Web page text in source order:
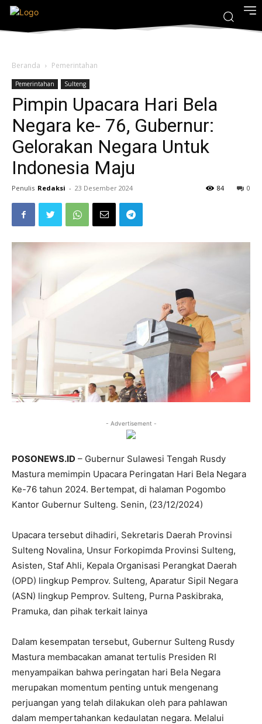
Beranda Pemerintahan
Pemerintahan Sulteng
Pimpin Upacara Hari Bela
Negara ke- 76, Gubernur:
Gelorakan Negara Untuk
Indonesia Maju
Penulis Redaksi - 23 Desember 2024 0
84
- Advertisement -
POSONEWS.ID – Gubernur Sulawesi Tengah Rusdy
Mastura memimpin Upacara Peringatan Hari Bela Negara
Ke-76 tahun 2024. Bertempat, di halaman Pogombo
Kantor Gubernur Sulteng. Senin, (23/12/2024)
Upacara tersebut dihadiri, Sekretaris Daerah Provinsi
Sulteng Novalina, Unsur Forkopimda Provinsi Sulteng,
Asisten, Staf Ahli, Kepala Organisasi Perangkat Daerah
(OPD) lingkup Pemprov. Sulteng, Aparatur Sipil Negara
(ASN) lingkup Pemprov. Sulteng, Purna Paskibraka,
Pramuka, dan pihak terkait lainya
Dalam kesempatan tersebut, Gubernur Sulteng Rusdy
Mastura membacakan amanat tertulis Presiden RI
menyampaikan bahwa peringatan hari Bela Negara
merupakan momentum penting untuk mengenang
perjuangan yang telah dilakukan oleh para pahlawan
dalam mempertahankan kedaulatan negara. Melalui